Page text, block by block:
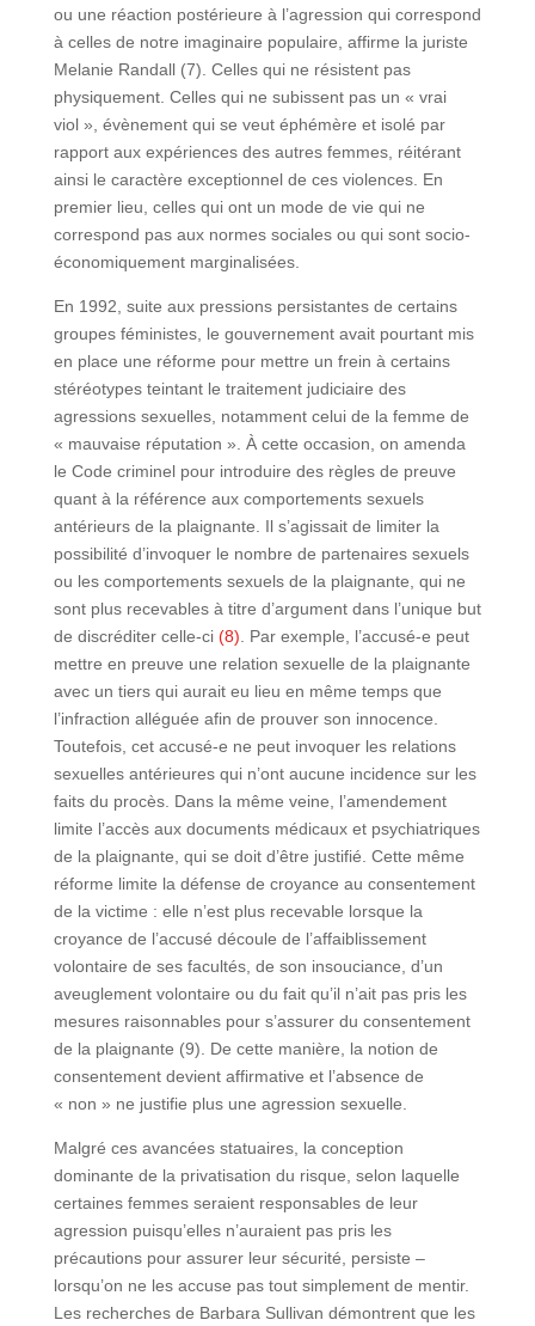
ou une réaction postérieure à l’agression qui correspond
à celles de notre imaginaire populaire, affirme la juriste
Melanie Randall (7). Celles qui ne résistent pas
physiquement. Celles qui ne subissent pas un « vrai
viol », évènement qui se veut éphémère et isolé par
rapport aux expériences des autres femmes, réitérant
ainsi le caractère exceptionnel de ces violences. En
premier lieu, celles qui ont un mode de vie qui ne
correspond pas aux normes sociales ou qui sont socio-
économiquement marginalisées.
En 1992, suite aux pressions persistantes de certains
groupes féministes, le gouvernement avait pourtant mis
en place une réforme pour mettre un frein à certains
stéréotypes teintant le traitement judiciaire des
agressions sexuelles, notamment celui de la femme de
« mauvaise réputation ». À cette occasion, on amenda
le Code criminel pour introduire des règles de preuve
quant à la référence aux comportements sexuels
antérieurs de la plaignante. Il s’agissait de limiter la
possibilité d’invoquer le nombre de partenaires sexuels
ou les comportements sexuels de la plaignante, qui ne
sont plus recevables à titre d’argument dans l’unique but
de discréditer celle-ci (8) . Par exemple, l’accusé-e peut
mettre en preuve une relation sexuelle de la plaignante
avec un tiers qui aurait eu lieu en même temps que
l’infraction alléguée afin de prouver son innocence.
Toutefois, cet accusé-e ne peut invoquer les relations
sexuelles antérieures qui n’ont aucune incidence sur les
faits du procès. Dans la même veine, l’amendement
limite l’accès aux documents médicaux et psychiatriques
de la plaignante, qui se doit d’être justifié. Cette même
réforme limite la défense de croyance au consentement
de la victime : elle n’est plus recevable lorsque la
croyance de l’accusé découle de l’affaiblissement
volontaire de ses facultés, de son insouciance, d’un
aveuglement volontaire ou du fait qu’il n’ait pas pris les
mesures raisonnables pour s’assurer du consentement
de la plaignante (9). De cette manière, la notion de
consentement devient affirmative et l’absence de
« non » ne justifie plus une agression sexuelle.
Malgré ces avancées statuaires, la conception
dominante de la privatisation du risque, selon laquelle
certaines femmes seraient responsables de leur
agression puisqu’elles n’auraient pas pris les
précautions pour assurer leur sécurité, persiste –
lorsqu’on ne les accuse pas tout simplement de mentir.
Les recherches de Barbara Sullivan démontrent que les